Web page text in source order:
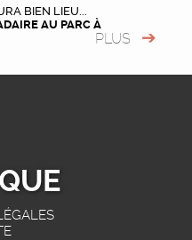
BIEN LIEU...
AU PARC À
PLUS